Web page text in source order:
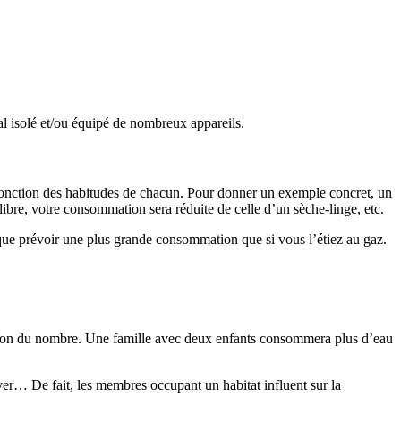
isolé et/ou équipé de nombreux appareils.
des habitudes de chacun. Pour donner un exemple concret, un
votre consommation sera réduite de celle d’un sèche-linge, etc.
prévoir une plus grande consommation que si vous l’étiez au gaz.
du nombre. Une famille avec deux enfants consommera plus d’eau
De fait, les membres occupant un habitat influent sur la